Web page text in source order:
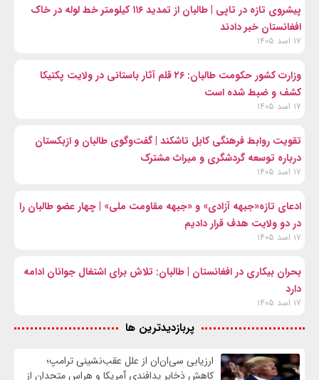
پیشروی تازه در تاپی | طالبان از تمدید ۱۱۶ کیلومتر خط لوله در خاک
افغانستان خبر دادند
۱۷ اسد ۱۴۰۵
وزارت کشور حکومت طالبان: ۲۶ قلم آثار باستانی در ولایت پکتیکا
کشف و ضبط شده است
۱۷ اسد ۱۴۰۵
تقویت روابط فرهنگی کابل تاشکند | گفت‌وگوی طالبان و ازبکستان
درباره توسعه گردشگری و میراث مشترک
۱۷ اسد ۱۴۰۵
ادعای تازه«جبهه آزادی» و «جبهه مقاومت ملی» | چهار عضو طالبان را
در دو ولایت هدف قرار دادیم
۱۷ اسد ۱۴۰۵
بحران بیکاری در افغانستان | طالبان: تلاش برای اشتغال جوانان ادامه
دارد
۱۷ اسد ۱۴۰۵
پربازدیدترین ها
ارزیابی سی‌ان‌ان از علل عقب‌نشینی ترامپ؛
کاهش ذخایر پدافندی آمریکا و هراس متحدان از